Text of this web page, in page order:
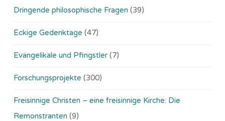
Dringende philosophische Fragen (39)
Eckige Gedenktage (47)
Evangelikale und Pfingstler (7)
Forschungsprojekte (300)
Freisinnige Christen – eine freisinnige Kirche: Die
Remonstranten (9)